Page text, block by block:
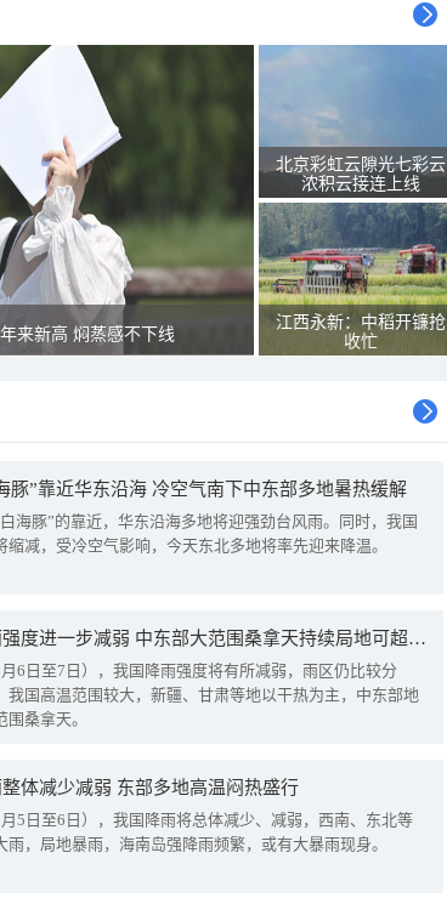
来新高 焖蒸感不下线
北京彩虹云隙光七彩云
浓积云接连上线
江西永新：中稻开镰抢
收忙
豚”靠近华东沿海 冷空气南下中东部多地暑热缓解
海豚”的靠近，华东沿海多地将迎强劲台风雨。同时，我国
缩减，受冷空气影响，今天东北多地将率先迎来降温。
我国降雨强度进一步减弱 中东部大范围桑拿天持续局地可超38℃
6日至7日），我国降雨强度将有所减弱，雨区仍比较分
我国高温范围较大，新疆、甘肃等地以干热为主，中东部地
围桑拿天。
体减少减弱 东部多地高温闷热盛行
5日至6日），我国降雨将总体减少、减弱，西南、东北等
雨，局地暴雨，海南岛强降雨频繁，或有大暴雨现身。